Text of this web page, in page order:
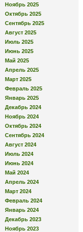
Ноябрь 2025
Октябрь 2025
Сентябрь 2025
Август 2025
Июль 2025
Июнь 2025
Май 2025
Апрель 2025
Март 2025
Февраль 2025
Январь 2025
Декабрь 2024
Ноябрь 2024
Октябрь 2024
Сентябрь 2024
Август 2024
Июль 2024
Июнь 2024
Май 2024
Апрель 2024
Март 2024
Февраль 2024
Январь 2024
Декабрь 2023
Ноябрь 2023